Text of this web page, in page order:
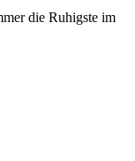
die Ruhigste im